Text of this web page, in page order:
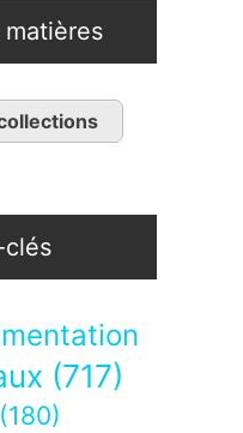
(717)
(180)